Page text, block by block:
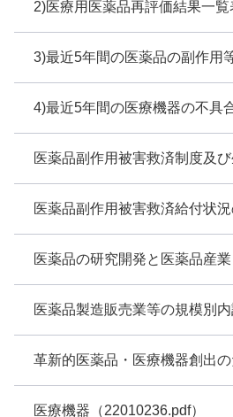
2)医療用医薬品再評価結果一覧
3)最近5年間の医薬品の副作用
4)最近5年間の医療機器の不具
医薬品副作用被害救済制度及
医薬品副作用被害救済給付状
医薬品の研究開発と医薬品産業
医薬品製造販売業等の規模別内
革新的医薬品・医療機器創出
医療機器（22010236.pdf）